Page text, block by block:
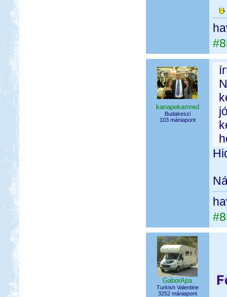
kanapekamred
Budakeszi
103 mániapont
GaborApa
Turkish Valentine
3252 mániapont